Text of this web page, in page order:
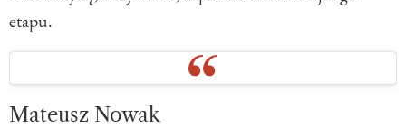
etapu.
Mateusz Nowak